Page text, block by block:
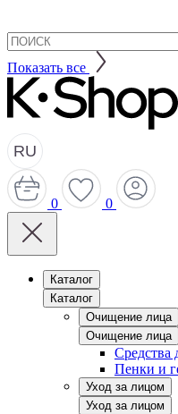
Показать все
RU
0 0
Каталог
Каталог
Очищение лица
Очищение лица
Средства
Пенки и
Уход за лицом
Уход за лицом